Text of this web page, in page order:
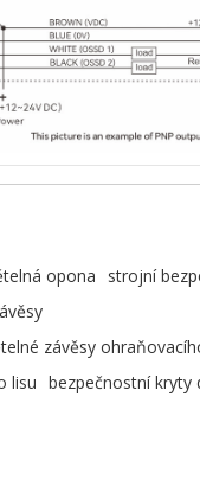
opona
strojní
závěsy
lisu
bezpečnostní kryty